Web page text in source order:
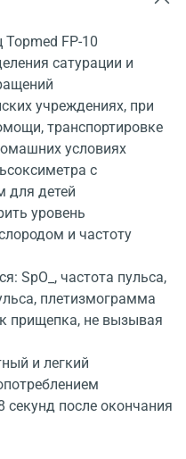
FP-10
сатурации и
учреждениях, при
транспортировке
условиях
с
для детей
уровень
и частоту
SpO_, частота пульса,
плетизмограмма
прищепка, не вызывая
и легкий
после окончания